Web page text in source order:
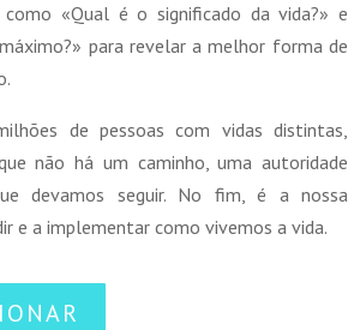
como «Qual é o significado da vida?» e
para revelar a melhor forma de
de pessoas com vidas distintas,
não há um caminho, uma autoridade
devamos seguir. No fim, é a nossa
e a implementar como vivemos a vida.